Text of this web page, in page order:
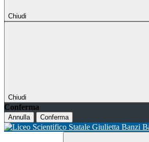
Chiudi
Chiudi
Conferma
Annulla Conferma